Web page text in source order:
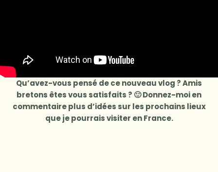
Qu’avez-vous pensé de ce nouveau vlog ? Amis
bretons êtes vous satisfaits ? 🙂 Donnez-moi en
commentaire plus d’idées sur les prochains lieux
que je pourrais visiter en France.